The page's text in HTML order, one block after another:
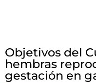
Objetivos del
hembras
gestación en